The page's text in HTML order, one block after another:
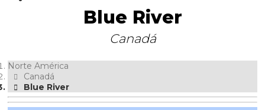
Blue River
Canadá
Norte América
Canadá
Blue River